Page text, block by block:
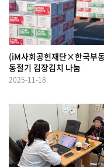
(iM사회공헌재단×한국부
동절기 김장김치 나눔
2025-11-18